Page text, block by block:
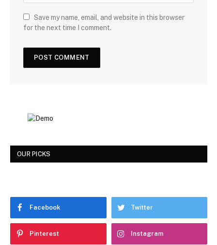
Save my name, email, and website in this browser
for the next time I comment.
OUR PICKS
Facebook Twitter
Pinterest Instagram